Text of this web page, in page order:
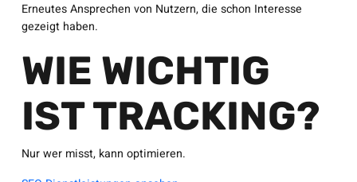
Erneutes Ansprechen von Nutzern, die schon Interesse
gezeigt haben.
WIE WICHTIG
IST TRACKING?
Nur wer misst, kann optimieren.